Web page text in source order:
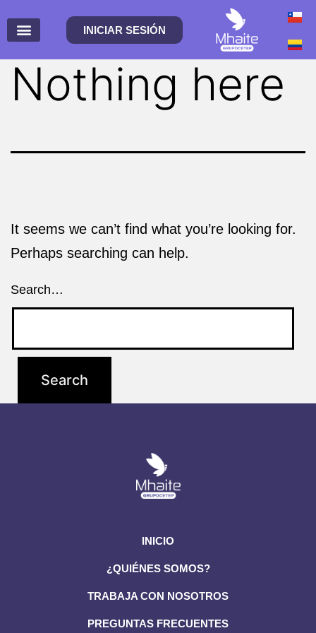
INICIAR SESIÓN
Nothing here
It seems we can’t find what you’re looking for.
Perhaps searching can help.
Search…
INICIO
¿QUIÉNES SOMOS?
TRABAJA CON NOSOTROS
PREGUNTAS FRECUENTES